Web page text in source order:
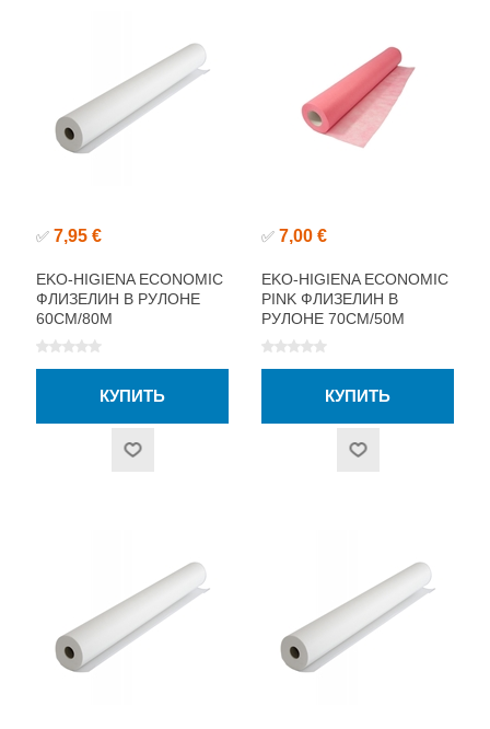
✅ 7,95 €
EKO-HIGIENA ECONOMIC
ФЛИЗЕЛИН В РУЛОНЕ
60СМ/80М
✅ 7,00 €
EKO-HIGIENA ECONOMIC
PINK ФЛИЗЕЛИН В
РУЛОНЕ 70СМ/50М